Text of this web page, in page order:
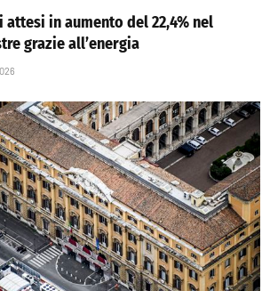
attesi in aumento del 22,4% nel
grazie all’energia